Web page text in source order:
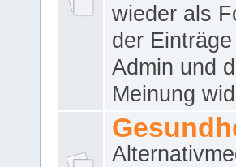
wieder als
der
Admin und
Meinung